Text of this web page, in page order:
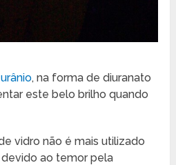
urânio, na forma de diuranato
este belo brilho quando
vidro não é mais utilizado
ao temor pela